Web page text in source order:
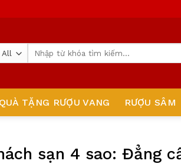
TẶNG RƯỢU VANG RƯỢU SÂM
sạn 4 sao: Đẳng